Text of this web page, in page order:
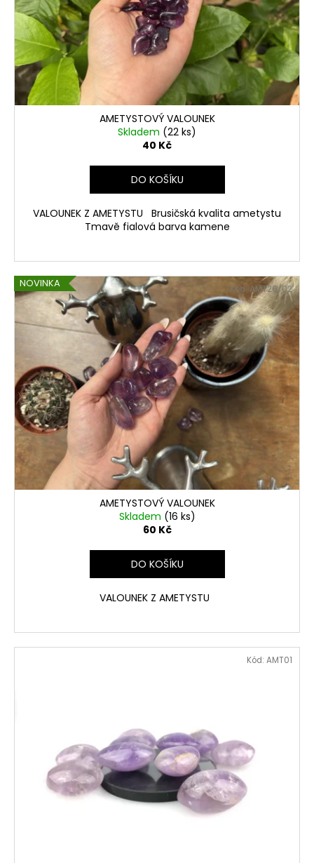
ů
r
o
d
u
k
t
AMETYSTOVÝ VALOUNEK
Skladem (22 ks)
40 Kč
DO KOŠÍKU
VALOUNEK Z AMETYSTU Brusičská kvalita ametystu
Tmavě fialová barva kamene
NOVINKA
AMETYSTOVÝ VALOUNEK
Skladem (16 ks)
60 Kč
DO KOŠÍKU
VALOUNEK Z AMETYSTU
Kód: AMT26/02
Kód: AMT01
u
j
e
m
e
VALOUNEK